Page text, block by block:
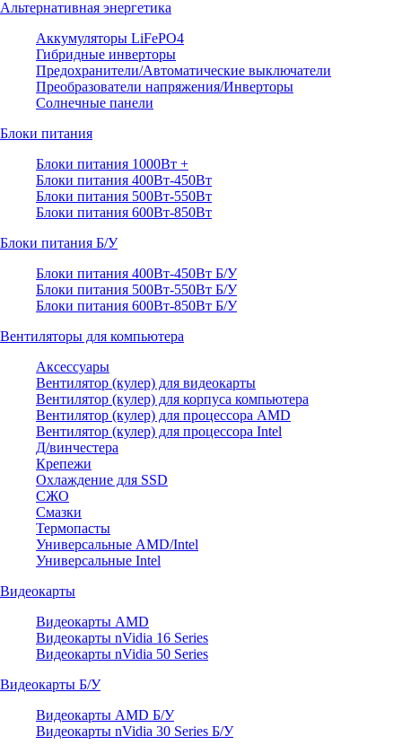
Альтернативная энергетика
Аккумуляторы LiFePO4
Гибридные инверторы
Предохранители/Автоматические выключатели
Преобразователи напряжения/Инверторы
Солнечные панели
Блоки питания
Блоки питания 1000Вт +
Блоки питания 400Вт-450Вт
Блоки питания 500Вт-550Вт
Блоки питания 600Вт-850Вт
Блоки питания Б/У
Блоки питания 400Вт-450Вт Б/У
Блоки питания 500Вт-550Вт Б/У
Блоки питания 600Вт-850Вт Б/У
Вентиляторы для компьютера
Аксессуары
Вентилятор (кулер) для видеокарты
Вентилятор (кулер) для корпуса компьютера
Вентилятор (кулер) для процессора AMD
Вентилятор (кулер) для процессора Intel
Д/винчестера
Крепежи
Охлаждение для SSD
СЖО
Смазки
Термопасты
Универсальные AMD/Intel
Универсальные Intel
Видеокарты
Видеокарты AMD
Видеокарты nVidia 16 Series
Видеокарты nVidia 50 Series
Видеокарты Б/У
Видеокарты AMD Б/У
Видеокарты nVidia 30 Series Б/У